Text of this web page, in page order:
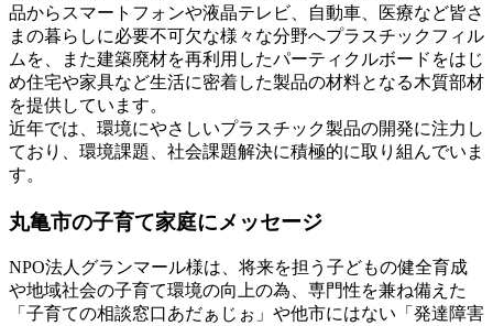
品からスマートフォンや液晶テレビ、自動車、医療など皆さ
まの暮らしに必要不可欠な様々な分野へプラスチックフィル
ムを、また建築廃材を再利用したパーティクルボードをはじ
め住宅や家具など生活に密着した製品の材料となる木質部材
を提供しています。
近年では、環境にやさしいプラスチック製品の開発に注力し
ており、環境課題、社会課題解決に積極的に取り組んでいま
す。
丸亀市の子育て家庭にメッセージ
NPO法人グランマール様は、将来を担う子どもの健全育成
や地域社会の子育て環境の向上の為、専門性を兼ね備えた
「子育ての相談窓口あだぁじぉ」や他市にはない「発達障害